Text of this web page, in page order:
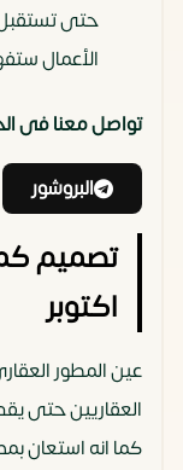
حتى تستقبل
الأعمال
تواصل معنا فى
البروشور
اكتوبر
عين المطور
العقاريين حتى
كما انه استعان